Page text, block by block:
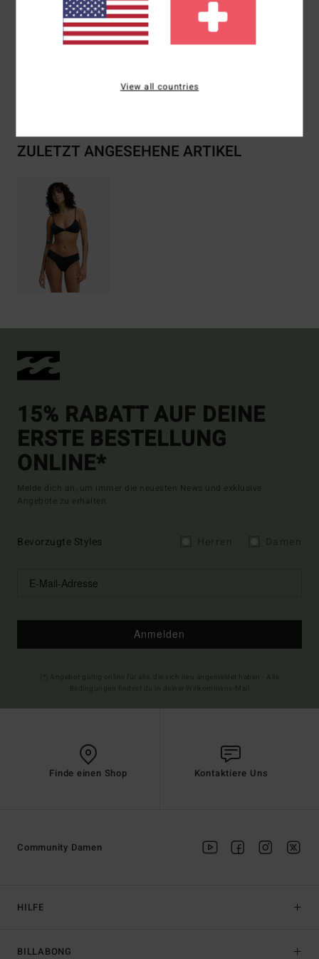
Zusammensetzung[Hauptstoff] 86% Recycled Polyamid,
14% Elastan
Versand & Rückversand
ZULETZT ANGESEHENE ARTIKEL
15% RABATT AUF DEINE
ERSTE BESTELLUNG
ONLINE*
Melde dich an, um immer die neuesten News und exklusive
Angebote zu erhalten.
Bevorzugte Styles
Anmelden
Finde einen Shop Kontaktiere Uns
HILFE
BILLABONG
Community Damen
View all countries